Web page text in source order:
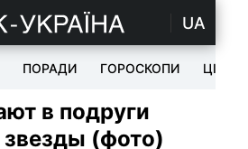
UA
ПОРАДИ ГОРОСКОПИ ЦІКАВЕ
в подруги
(фото)